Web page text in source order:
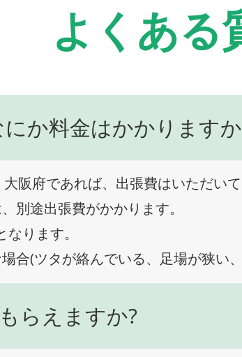
よくある
か料金はかかります
阪府であれば、出張費はいただいて
別途出張費がかかります。
ります。
合(ツタが絡んでいる、足場が狭い
らえますか?